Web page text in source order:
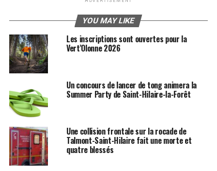
YOU MAY LIKE
Les inscriptions sont ouvertes pour la
Vert’Olonne 2026
Un concours de lancer de tong animera la
Summer Party de Saint-Hilaire-la-Forêt
Une collision frontale sur la rocade de
Talmont-Saint-Hilaire fait une morte et
quatre blessés